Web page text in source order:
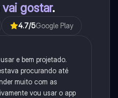
gostar.
4.7/5Google Play
e bem projetado.
procurando até
muito com as
vou usar o app